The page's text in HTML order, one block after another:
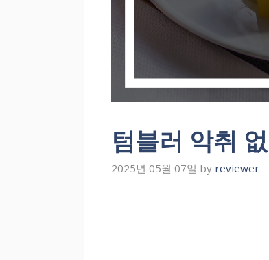
텀블러 악취
2025년 05월 07일 by reviewer